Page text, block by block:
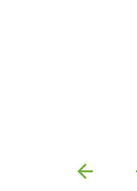
Previous